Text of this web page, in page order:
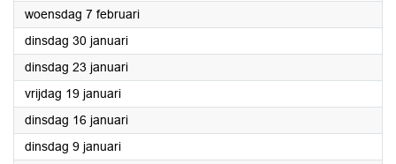
woensdag 7 februari2024
dinsdag 30 januari2024
dinsdag 23 januari2024
vrijdag 19 januari2024
dinsdag 16 januari2024
dinsdag 9 januari2024